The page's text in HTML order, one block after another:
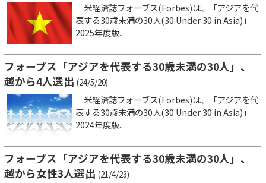
米経済誌フォーブス(Forbes)は、「アジアを代
表する30歳未満の30人(30 Under 30 in Asia)」
2025年度版...
フォーブス「アジアを代表する30歳未満の30人」、
越から4人選出 (24/5/20)
米経済誌フォーブス(Forbes)は、「アジアを代
表する30歳未満の30人(30 Under 30 in Asia)」
2024年度版...
フォーブス「アジアを代表する30歳未満の30人」、
越から女性3人選出 (21/4/23)